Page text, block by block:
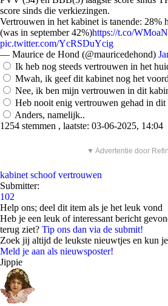
score sinds die verkiezingen.
Vertrouwen in het kabinet is tanende: 28%
(was in september 42%)https://t.co/
pic.twitter.com/YcRSDuYcig
— Maurice de Hond (@mauricedehond)
Ik heb nog steeds vertrouwen in het
Mwah, ik geef dit kabinet nog het
Nee, ik ben mijn vertrouwen in dit
Heb nooit enig vertrouwen gehad in dit
Anders, namelijk..
1254 stemmen , laatste: 03-06-2025, 14:04
▼ Advertentie door
kabinet schoof vertrouwen
Submitter:
102
Help ons; deel dit item als je het leuk vond
Heb je een leuk of interessant bericht
terug ziet? Tip ons dan via de submit!
Zoek jij altijd de leukste nieuwtjes en kun
Meld je aan als nieuwsposter!
Jippie